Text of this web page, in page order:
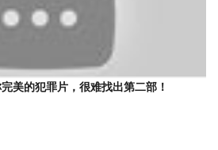
美的犯罪片，很难找出第二部！